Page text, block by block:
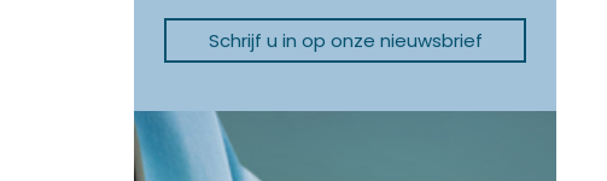
Schrijf u in op onze nieuwsbrief